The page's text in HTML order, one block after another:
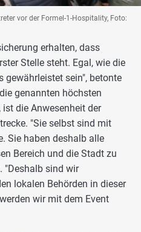
vor der Formel-1-Hospitality, Foto:
erhalten, dass
Stelle steht. Egal, wie die
gewährleistet sein", betonte
genannten höchsten
ist die Anwesenheit der
"Sie selbst sind mit
Sie haben deshalb alle
Bereich und die Stadt zu
"Deshalb sind wir
lokalen Behörden in dieser
wir mit dem Event